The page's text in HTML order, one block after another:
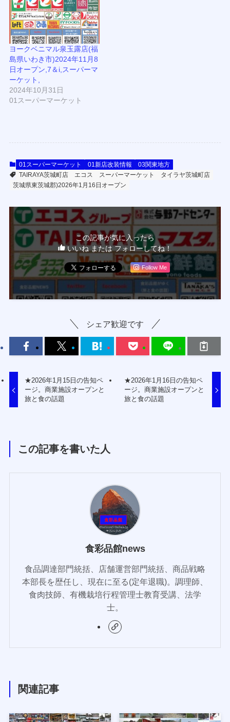
ヨークベニマル泉玉露店(福
島県いわき市)2024年11月8
日オープン,7＆i,スーパーマ
ーケット,
2024年10月31日
01スーパーマーケット
01スーパーマーケット 01新店改装情報
03関東地方
TAIRAYA茨城町店
エコス スーパーマーケット
タイラヤ茨城町店
茨城県東茨城郡)2026年1月16日オープン
この記事が気に入ったら
いいね または フォローしてね！
Follow Me
シェア歓迎です
★2026年1月15日の告知ペ
ージ。商業施設オープンと
旅と食の話題
★2026年1月16日の告知ペ
ージ。商業施設オープンと
旅と食の話題
この記事を書いた人
食彩品館news
食品調達部門統括、店舗運営部門統括、商品戦略
本部長を歴任し、現在に至る(定年退職)。調理師、
食肉技師、有機栽培行程管理士教育受講、法学
士。
関連記事